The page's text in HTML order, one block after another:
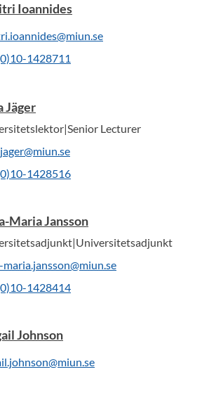
Ioannides
1428711
Jäger
Lecturer
1428516
Maria Jansson
1428414
Johnson